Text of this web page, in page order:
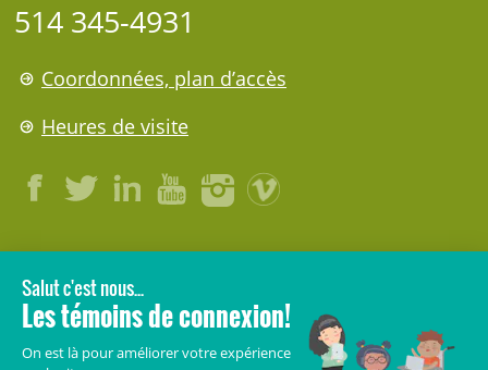
514 345-4931
Coordonnées, plan d’accès
Heures de visite
LÉGAL
© 2006-2026CHU Sainte-Justine.